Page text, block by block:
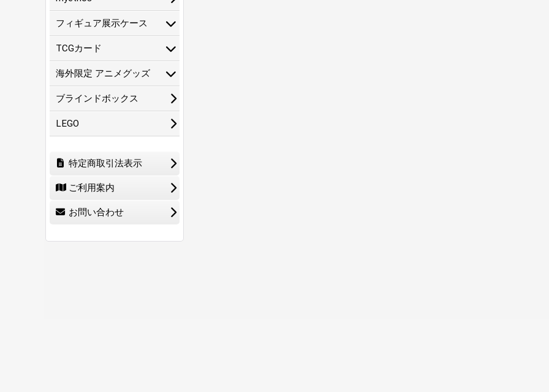
フィギュア展示ケース
TCGカード
海外限定 アニメグッズ
ブラインドボックス
LEGO
特定商取引法表示
ご利用案内
お問い合わせ